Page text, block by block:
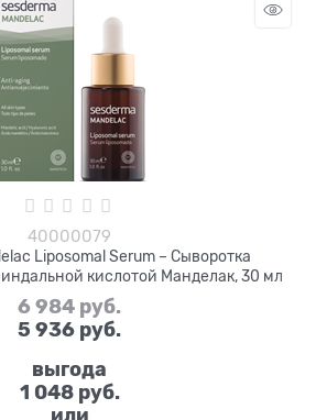
40000079
Liposomal Serum – Сыворотка
кислотой Манделак, 30 мл
6 984 руб.
5 936 руб.
выгода
1 048 руб.
или